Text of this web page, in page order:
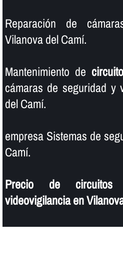
Reparación de
Vilanova del Camí.
Mantenimiento de
cámaras de seguridad y
del Camí.
empresa Sistemas de
Camí.
Precio de
videovigilancia en